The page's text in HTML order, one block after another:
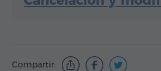
Compartir: